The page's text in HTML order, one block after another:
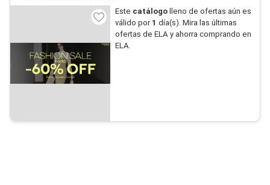
Este catálogolleno de ofertas aún es
válido por 1 día(s). Mira las últimas
ofertas de ELA y ahorra comprando en
ELA.